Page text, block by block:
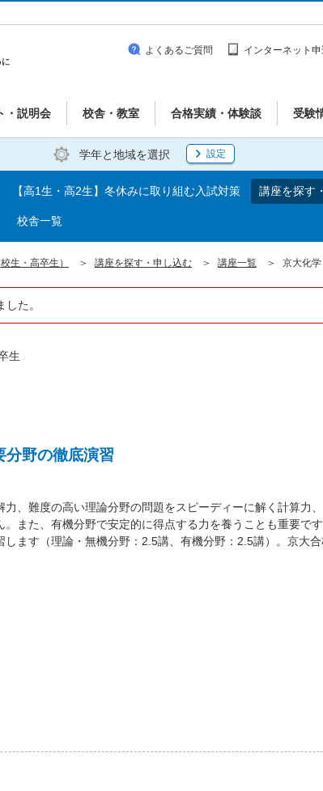
・説明会 校舎・教室 合格実績・体験談 受験
よくあるご質問 インターネット
学年と地域を選択 設定
【高1生・高2生】冬休みに取り組む入試対策 講座を探す
校舎一覧
生・高卒生） 講座を探す・申し込む 講座一覧 京大化学
た。
生
分野の徹底演習
、難度の高い理論分野の問題をスピーディーに解く計算力
また、有機分野で安定的に得点する力を養うことも重要で
ます（理論・無機分野：2.5講、有機分野：2.5講）。京大